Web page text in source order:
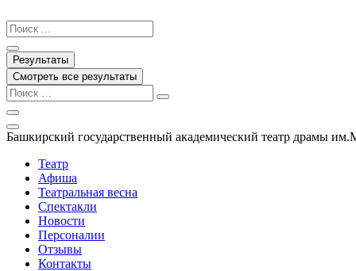
к
содержимому
Search
...
Результаты
Смотреть все результаты
Башкирский государственный академический театр драмы
Театр
Афиша
Театральная весна
Спектакли
Новости
Персоналии
Отзывы
Контакты